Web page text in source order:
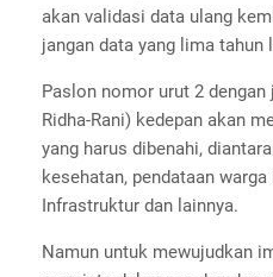
akan validasi data ulang
jangan data yang lima tahun
Paslon nomor urut 2 dengan
Ridha-Rani) kedepan akan
yang harus dibenahi,
kesehatan, pendataan
Infrastruktur dan lainnya.
Namun untuk mewujudkan